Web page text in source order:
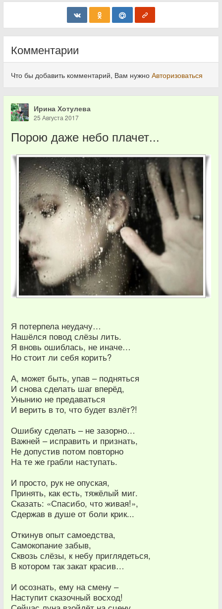
Комментарии
Что бы добавить комментарий, Вам нужно Авторизоваться
Ирина Хотулева
25 Августа 2017
Порою даже небо плачет...
Я потерпела неудачу…
Нашёлся повод слёзы лить.
Я вновь ошиблась, не иначе…
Но стоит ли себя корить?
А, может быть, упав – подняться
И снова сделать шаг вперёд,
Унынию не предаваться
И верить в то, что будет взлёт?!
Ошибку сделать – не зазорно…
Важней – исправить и признать,
Не допустив потом повторно
На те же грабли наступать.
И просто, рук не опуская,
Принять, как есть, тяжёлый миг.
Сказать: «Спасибо, что живая!»,
Сдержав в душе от боли крик...
Откинув опыт самоедства,
Самокопание забыв,
Сквозь слёзы, к небу приглядеться,
В котором так закат красив…
И осознать, ему на смену –
Наступит сказочный восход!